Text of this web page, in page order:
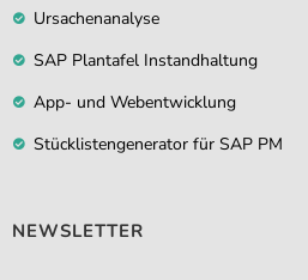
Ursachenanalyse
SAP Plantafel Instandhaltung
App- und Webentwicklung
Stücklistengenerator für SAP PM
NEWSLETTER